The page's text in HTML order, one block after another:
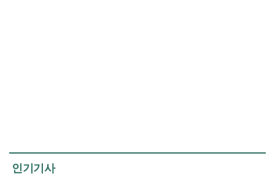
인기기사